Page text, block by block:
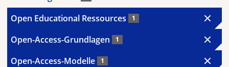
Open Educational Ressources 1
Open-Access-Grundlagen 1
Open-Access-Modelle 1